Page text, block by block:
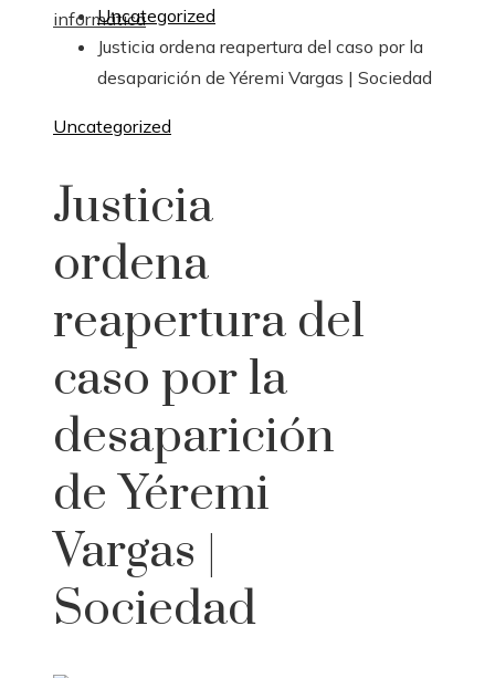
informática
Uncategorized
Justicia ordena reapertura del caso por la
desaparición de Yéremi Vargas | Sociedad
Uncategorized
Justicia
ordena
reapertura del
caso por la
desaparición
de Yéremi
Vargas |
Sociedad